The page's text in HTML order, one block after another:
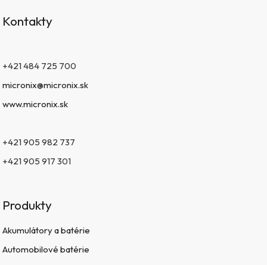
Kontakty
+421 484 725 700
micronix@micronix.sk
www.micronix.sk
+421 905 982 737
+421 905 917 301
Produkty
Akumulátory a batérie
Automobilové batérie